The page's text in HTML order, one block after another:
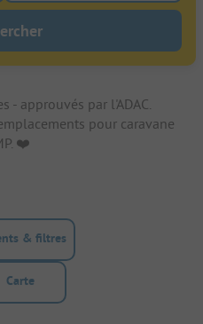
- approuvés par l'ADAC.
pour caravane
❤️️
& filtres
Carte